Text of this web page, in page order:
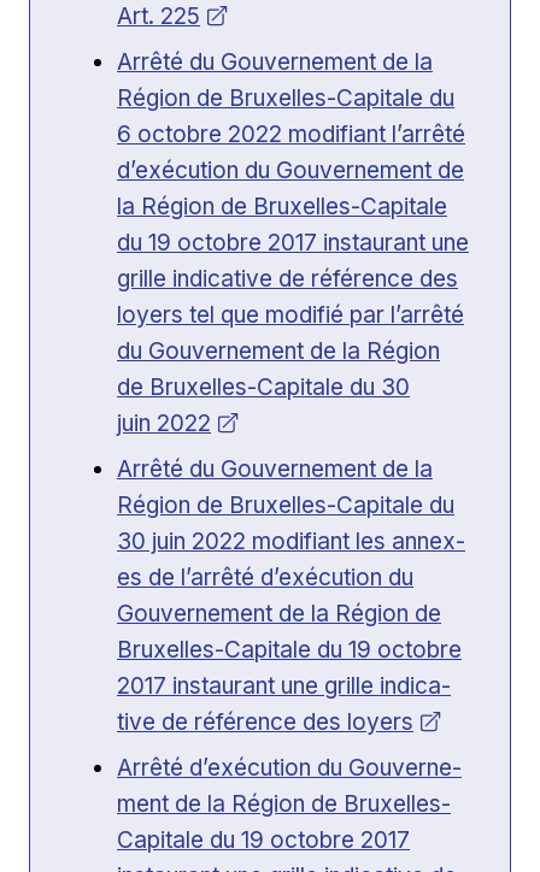
Art. 225
Ouvrir dans une nouvelle fenêtre
Arrêté du Gou­verne­ment de la
Région de Brux­elles-Cap­i­tale du
6 octo­bre 2022 mod­i­fi­ant l’arrêté
d’exécution du Gou­verne­ment de
la Région de Brux­elles-Cap­i­tale
du 19 octo­bre 2017 instau­rant une
grille indica­tive de référence des
loy­ers tel que mod­i­fié par l’arrêté
du Gou­verne­ment de la Région
de Brux­elles-Cap­i­tale du 30
juin 2022
Ouvrir dans une nouvelle fenêtre
Arrêté du Gou­verne­ment de la
Région de Brux­elles-Cap­i­tale du
30 juin 2022 mod­i­fi­ant les annex­
es de l’arrêté d’exécution du
Gou­verne­ment de la Région de
Brux­elles-Cap­i­tale du 19 octo­bre
2017 instau­rant une grille indica­
tive de référence des loyers
Ouvrir dans une nouvelle fenêtre
Arrêté d’exécution du Gou­verne­
ment de la Région de Brux­elles-
Cap­i­tale du 19 octo­bre 2017